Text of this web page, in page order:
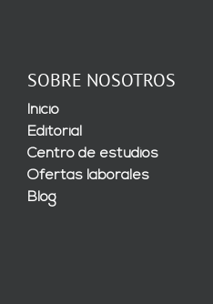
SOBRE NOSOTROS
Inicio
Editorial
Centro de estudios
Ofertas laborales
Blog